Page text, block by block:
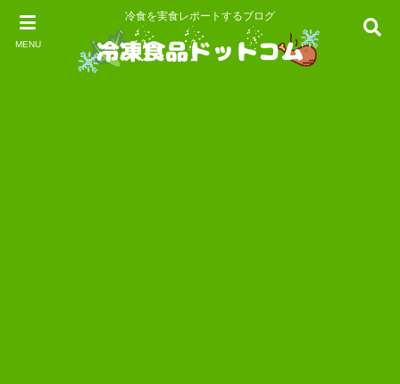
MENU
冷食を実食レポートするブログ